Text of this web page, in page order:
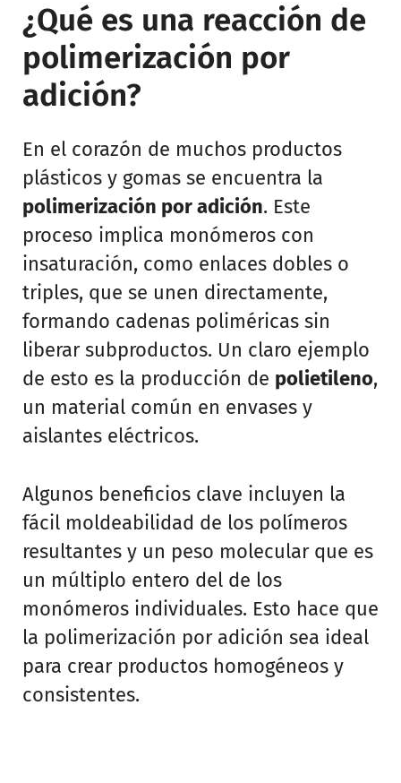
¿Qué es una reacción de
polimerización por
adición?
En el corazón de muchos productos
plásticos y gomas se encuentra la
polimerización por adición. Este
proceso implica monómeros con
insaturación, como enlaces dobles o
triples, que se unen directamente,
formando cadenas poliméricas sin
liberar subproductos. Un claro ejemplo
de esto es la producción de polietileno,
un material común en envases y
aislantes eléctricos.
Algunos beneficios clave incluyen la
fácil moldeabilidad de los polímeros
resultantes y un peso molecular que es
un múltiplo entero del de los
monómeros individuales. Esto hace que
la polimerización por adición sea ideal
para crear productos homogéneos y
consistentes.